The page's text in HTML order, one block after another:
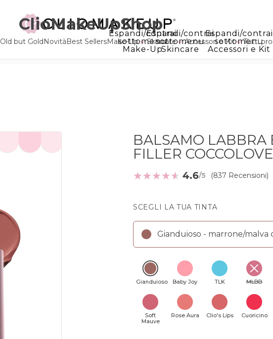
ClioMakeUpShop
Old but GoldNovitàBest SellersMake-Up
Espandi/contrai
sottomenu
Make-Up
Skincare
Espandi/contrai
sottomenu
Skincare
Accessori e Kit
Espandi/contrai
sottomenu
Accessori e Kit
Tutti
BALSAMO LABBRA
FILLER COCCOLOVE
4.6 (837 Recensioni)
SCEGLI LA TUA TINTA
Gianduioso
Gianduioso - marrone/malva
Baby Joy TLK MLBB
Soft
Mauve
Rose Aura Clio's Lips Cuoricino